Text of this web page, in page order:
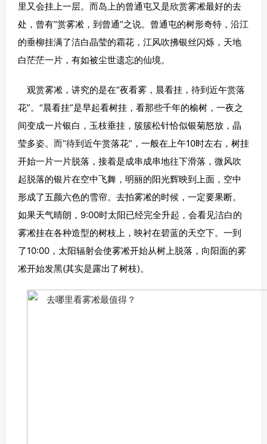
里又会挂上一层。而岛上的曾通屯又是欣赏雾凇最好的去
处，曾有“赏雾凇，到曾通”之说。曾通屯的树形奇特，沿江
的垂柳挂满了洁白晶莹的霜花，江风吹拂银丝闪烁，天地
白茫茫一片，有如被尘世遗忘的仙境。
观赏雾凇，讲究的是在“夜看雾，晨看挂，待到近午赏落
花”。“晨看挂”是早起看树挂，看那些千年的榆树，一夜之
间变成一片银白，玉枝垂挂，簇簇松针恰似银菊怒放，晶
莹多姿。而“待到近午赏落花”，一般在上午10时左右，树挂
开始一片一片脱落，接着是成串成串地往下滑落，微风吹
起脱落的银片在空中飞舞，明丽的阳光辉映到上面，空中
形成了五颜六色的雪帘。去拍雾凇的时候，一定要果断。
如果天气晴朗，9:00时太阳已经完全升起，会看见洁白的
雾凇挂在各种造型的树枝上，映衬在碧蓝的天空下。一到
了10:00，太阳辐射会使雾凇开始从树上脱落，向阳面的雾
凇开始发黑(其实是露出了树枝)。